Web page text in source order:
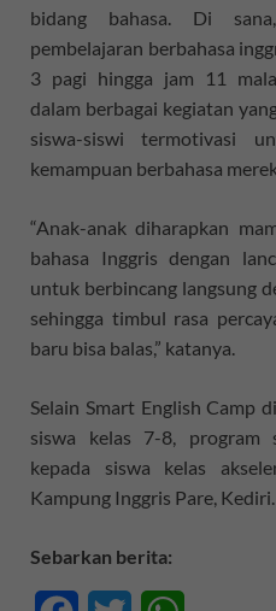
bidang bahasa. Di
pembelajaran berbahasa
3 pagi hingga jam 11
dalam berbagai kegiatan
siswa-siswi termotivasi
kemampuan berbahasa
“Anak-anak diharapkan
bahasa Inggris dengan
untuk berbincang langsung
sehingga timbul rasa
baru bisa balas,” katanya.
Selain Smart English Camp
siswa kelas 7-8, program
kepada siswa kelas
Kampung Inggris Pare, Kediri.
Sebarkan berita: